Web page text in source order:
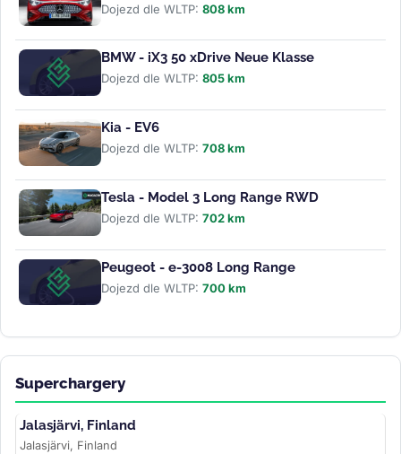
Dojezd dle WLTP: 808 km
BMW - iX3 50 xDrive Neue Klasse
Dojezd dle WLTP: 805 km
Kia - EV6
Dojezd dle WLTP: 708 km
Tesla - Model 3 Long Range RWD
Dojezd dle WLTP: 702 km
Peugeot - e-3008 Long Range
Dojezd dle WLTP: 700 km
Superchargery
Jalasjärvi, Finland
Jalasjärvi, Finland